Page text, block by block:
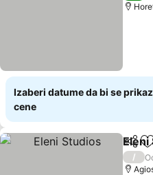
Izaberi datume da bi se
cene
Deli
Eleni
/